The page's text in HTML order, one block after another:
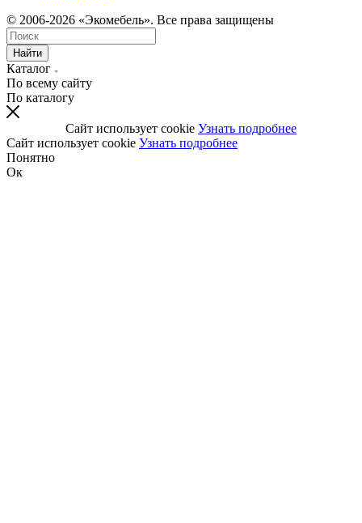
© 2006-2026 «Экомебель». Все права защищены
Найти
Каталог
По всему сайту
По каталогу
Сайт использует cookie Узнать подробнее
Сайт использует cookie Узнать подробнее
Понятно
Ок